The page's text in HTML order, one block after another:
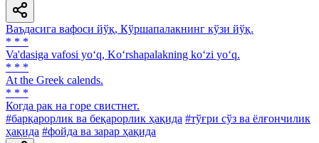
Ваъдасига вафоси йўқ, Кўршапалакнинг кўзи йўқ.
* * *
Va'dasiga vafosi yo‘q, Ko‘rshapalakning ko‘zi yo‘q.
* * *
At the Greek calends.
* * *
Когда рак на горе свистнет.
#барқарорлик ва беқарорлик ҳақида #тўғри сўз ва ёлғончилик
ҳақида #фойда ва зарар ҳақида